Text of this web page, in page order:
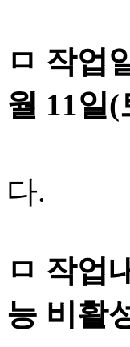
ㅁ 작업
월 11일
※ 점
다.
ㅁ 작업
능 비활